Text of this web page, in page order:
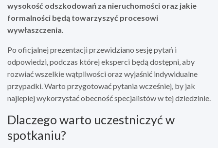
wysokość odszkodowań za nieruchomości oraz jakie
formalności będą towarzyszyć procesowi
wywłaszczenia.
Po oficjalnej prezentacji przewidziano sesję pytań i
odpowiedzi, podczas której eksperci będą dostępni, aby
rozwiać wszelkie wątpliwości oraz wyjaśnić indywidualne
przypadki. Warto przygotować pytania wcześniej, by jak
najlepiej wykorzystać obecność specjalistów w tej dziedzinie.
Dlaczego warto uczestniczyć w
spotkaniu?